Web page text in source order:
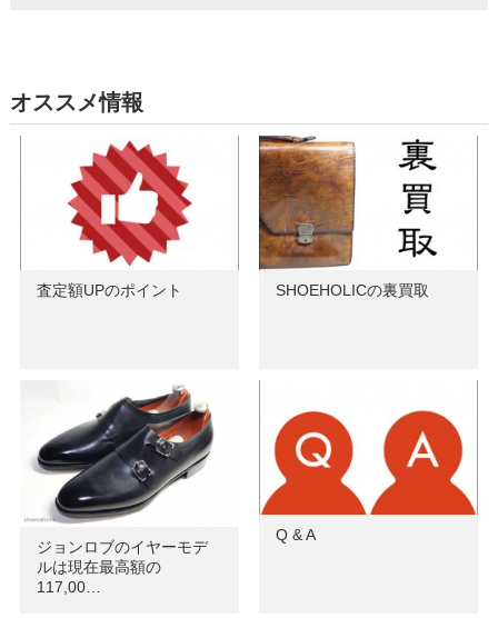
オススメ情報
査定額UPのポイント SHOEHOLICの裏買取
ジョンロブのイヤーモデ
ルは現在最高額の
117,00…
Q & A